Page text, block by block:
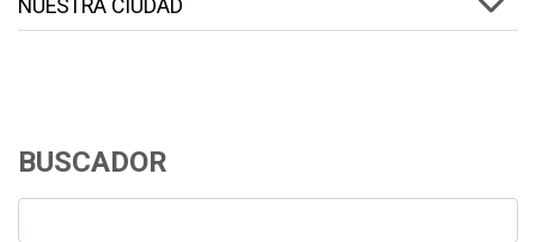
NUESTRA CIUDAD
BUSCADOR